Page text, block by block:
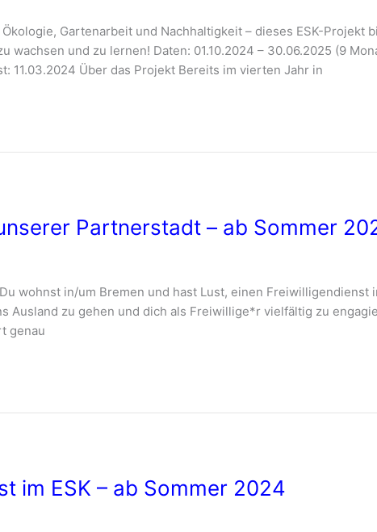
Gartenarbeit und Nachhaltigkeit – dieses ESK-Projekt
wachsen und zu lernen! Daten: 01.10.2024 – 30.06.2025 (9
11.03.2024 Über das Projekt Bereits im vierten Jahr in
Partnerstadt – ab Sommer
wohnst in/um Bremen und hast Lust, einen Freiwilligendienst
Ausland zu gehen und dich als Freiwillige*r vielfältig zu
genau
im ESK – ab Sommer 2024